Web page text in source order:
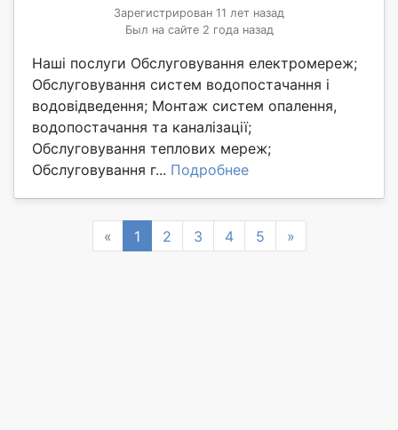
Зарегистрирован 11 лет назад
Был на сайте 2 года назад
Наші послуги Обслуговування електромереж;
Обслуговування систем водопостачання і
водовідведення; Монтаж систем опалення,
водопостачання та каналізації;
Обслуговування теплових мереж;
Обслуговування г... Подробнее
« Previous
1 2 3 4 5 »Next